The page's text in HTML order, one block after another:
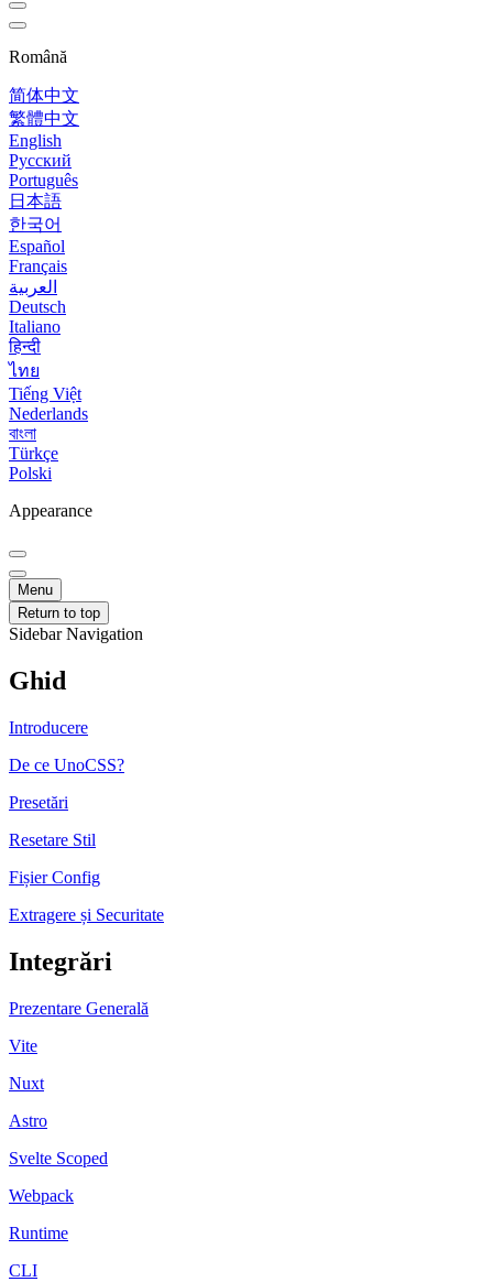
Română
简体中文
繁體中文
English
Русский
Português
日本語
한국어
Español
Français
العربية
Deutsch
Italiano
हिन्दी
ไทย
Tiếng Việt
Nederlands
বাংলা
Türkçe
Polski
Appearance
Menu
Return to top
Sidebar Navigation
Ghid
Introducere
De ce UnoCSS?
Presetări
Resetare Stil
Fișier Config
Extragere și Securitate
Integrări
Prezentare Generală
Vite
Nuxt
Astro
Svelte Scoped
Webpack
Runtime
CLI